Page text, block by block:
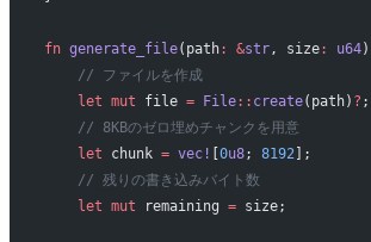
fn generate_file(path: &str, size: u64)
    // ファイルを作成
    let
mut file = File:: create(path) ? ;
    // 8KBのゼロ埋めチャンクを用意
    let
chunk = vec! [0u8; 8192 ];
    // 残りの書き込みバイト数
    let
mut remaining = size;